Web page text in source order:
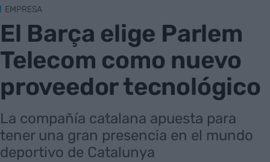
EMPRESA
El Barça elige Parlem
Telecom como nuevo
proveedor tecnológico
La compañía catalana apuesta para
tener una gran presencia en el mundo
deportivo de Catalunya